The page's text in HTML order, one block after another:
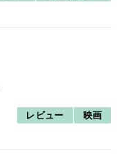
レビュー 映画